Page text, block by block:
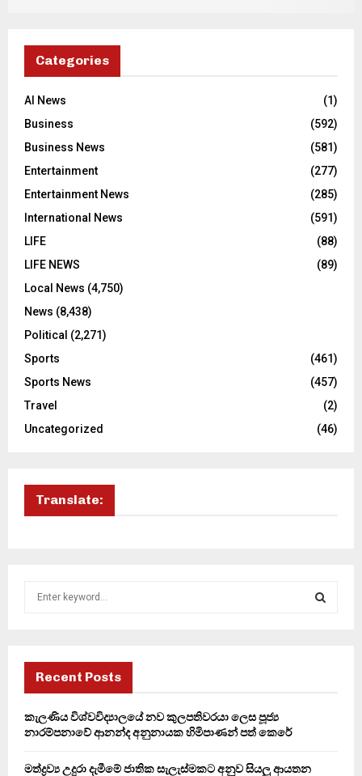
Categories
AI News
(1)
Business
(592)
Business News
(581)
Entertainment
(277)
Entertainment News
(285)
International News
(591)
LIFE
(88)
LIFE NEWS
(89)
Local News (4,750)
News (8,438)
Political (2,271)
Sports
(461)
Sports News
(457)
Travel
(2)
Uncategorized
(46)
Translate:
f
r
Recent Posts
කැලණිය විශ්වවිද්‍යාලයේ නව කුලපතිවරයා ලෙස පූජ්‍ය
නාරම්පනාවේ ආනන්ද අනුනායක හිමිපාණන් පත් කෙරේ
මත්ද්‍රව්‍ය උදුරා දැමීමේ ජාතික සැලැස්මකට අනුව සියලු ආයතන